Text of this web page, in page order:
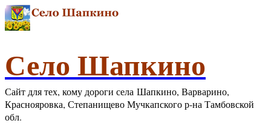
Село Шапкино
Сайт для тех, кому дороги села Шапкино, Варварино,
Краснояровка, Степанищево Мучкапского р-на Тамбовской
обл.